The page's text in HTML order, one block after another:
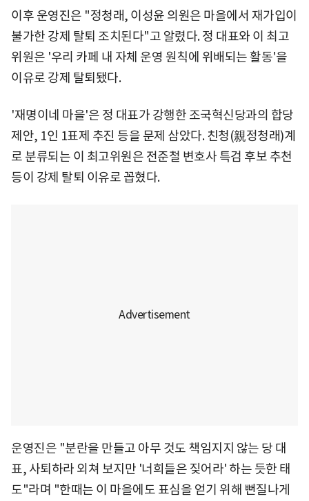
이후 운영진은 "정청래, 이성윤 의원은 마을에서 재가입이
불가한 강제 탈퇴 조치된다"고 알렸다. 정 대표와 이 최고
위원은 '우리 카페 내 자체 운영 원칙에 위배되는 활동'을
이유로 강제 탈퇴됐다.
'재명이네 마을'은 정 대표가 강행한 조국혁신당과의 합당
제안, 1인 1표제 추진 등을 문제 삼았다. 친청(親정청래)계
로 분류되는 이 최고위원은 전준철 변호사 특검 후보 추천
등이 강제 탈퇴 이유로 꼽혔다.
운영진은 "분란을 만들고 아무 것도 책임지지 않는 당 대
표, 사퇴하라 외쳐 보지만 '너희들은 짖어라' 하는 듯한 태
도"라며 "한때는 이 마을에도 표심을 얻기 위해 뻔질나게